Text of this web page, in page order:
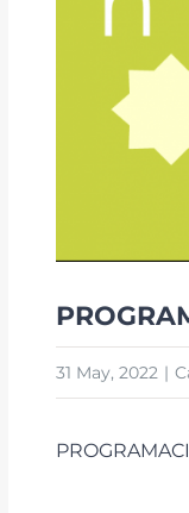
31 May, 2022 |